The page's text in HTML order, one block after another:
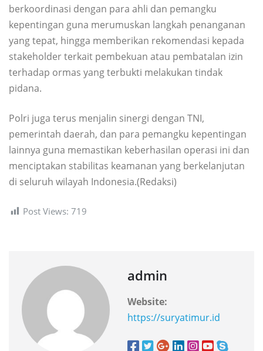
berkoordinasi dengan para ahli dan pemangku
kepentingan guna merumuskan langkah penanganan
yang tepat, hingga memberikan rekomendasi kepada
stakeholder terkait pembekuan atau pembatalan izin
terhadap ormas yang terbukti melakukan tindak
pidana.
Polri juga terus menjalin sinergi dengan TNI,
pemerintah daerah, dan para pemangku kepentingan
lainnya guna memastikan keberhasilan operasi ini dan
menciptakan stabilitas keamanan yang berkelanjutan
di seluruh wilayah Indonesia.(Redaksi)
Post Views: 719
admin
Website:
https://suryatimur.id